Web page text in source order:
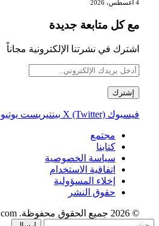
مع كل متابعة جديدة
اشترك في نشرتنا الإلكترونية مجاناً
فيسبوك X (Twitter) بينتيريست
مجتمع
كتابنا
سياسة الخصوصية
اتفاقية الاستخدام
إخلاء المسؤولية
حقوق النشر
© 2026 جميع الحقوق محفوظة. Libyalife24.com